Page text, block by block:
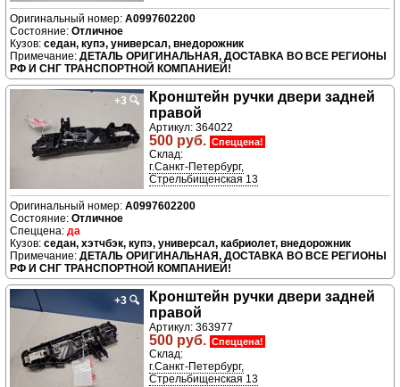
A0997602200
Отличное
седан, купэ, универсал, внедорожник
ДЕТАЛЬ ОРИГИНАЛЬНАЯ, ДОСТАВКА ВО ВСЕ РЕГИОНЫ
РФ И СНГ ТРАНСПОРТНОЙ КОМПАНИЕЙ!
+3 🔍
Кронштейн ручки двери задней
правой
Артикул: 364022
500 руб. Спеццена!
Склад:
г.Санкт-Петербург,
Стрельбищенская 13
A0997602200
Отличное
да
седан, хэтчбэк, купэ, универсал, кабриолет, внедорожник
ДЕТАЛЬ ОРИГИНАЛЬНАЯ, ДОСТАВКА ВО ВСЕ РЕГИОНЫ
РФ И СНГ ТРАНСПОРТНОЙ КОМПАНИЕЙ!
+3 🔍
Кронштейн ручки двери задней
правой
Артикул: 363977
500 руб. Спеццена!
Склад:
г.Санкт-Петербург,
Стрельбищенская 13